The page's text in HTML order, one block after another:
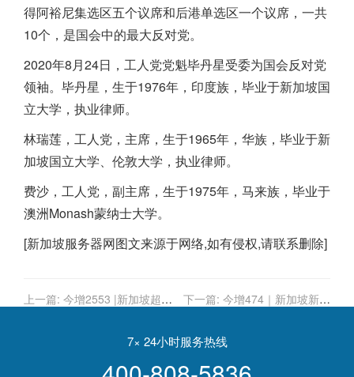
得阿裕尼集选区五个议席和后港单选区一个议席，一共
10个，是国会中的最大反对党。
2020年8月24日，工人党党魁毕丹星受委为国会反对党
领袖。毕丹星，生于1976年，印度族，毕业于新加坡国
立大学，执业律师。
林瑞莲，工人党，主席，生于1965年，华族，毕业于新
加坡国立大学、伦敦大学，执业律师。
费沙，工人党，副主席，生于1975年，马来族，毕业于
澳洲Monash蒙纳士大学。
[新加坡服务器网图文来源于网络,如有侵权,请联系删除]
上一篇: 今增2553 |新加坡超
下一篇: 今增474｜新加坡新一
7× 24小时服务热线